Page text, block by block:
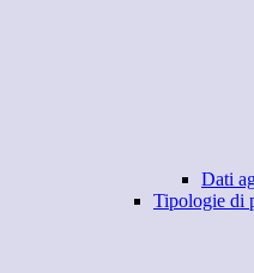
Dati
Tipologie di